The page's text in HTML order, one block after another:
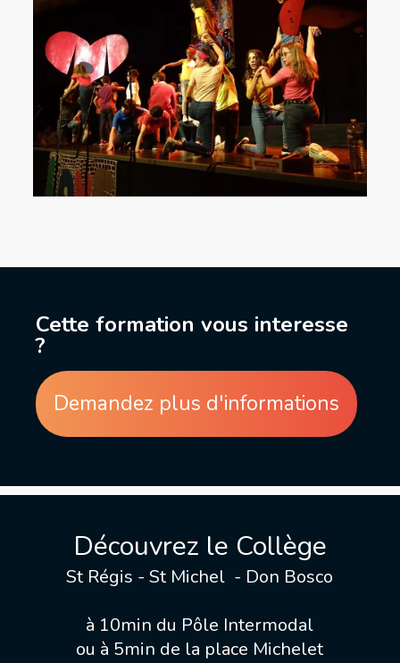
Cette formation vous interesse
?
Demandez plus d'informations
Découvrez le Collège
St Régis - St Michel - Don Bosco
à 10min du Pôle Intermodal
ou à 5min de la place Michelet